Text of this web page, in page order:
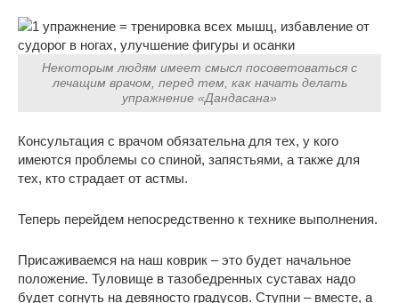
Некоторым людям имеет смысл посоветоваться с
лечащим врачом, перед тем, как начать делать
упражнение «Дандасана»
Консультация с врачом обязательна для тех, у кого
имеются проблемы со спиной, запястьями, а также для
тех, кто страдает от астмы.
Теперь перейдем непосредственно к технике выполнения.
Присаживаемся на наш коврик – это будет начальное
положение. Туловище в тазобедренных суставах надо
будет согнуть на девяносто градусов. Ступни – вместе, а